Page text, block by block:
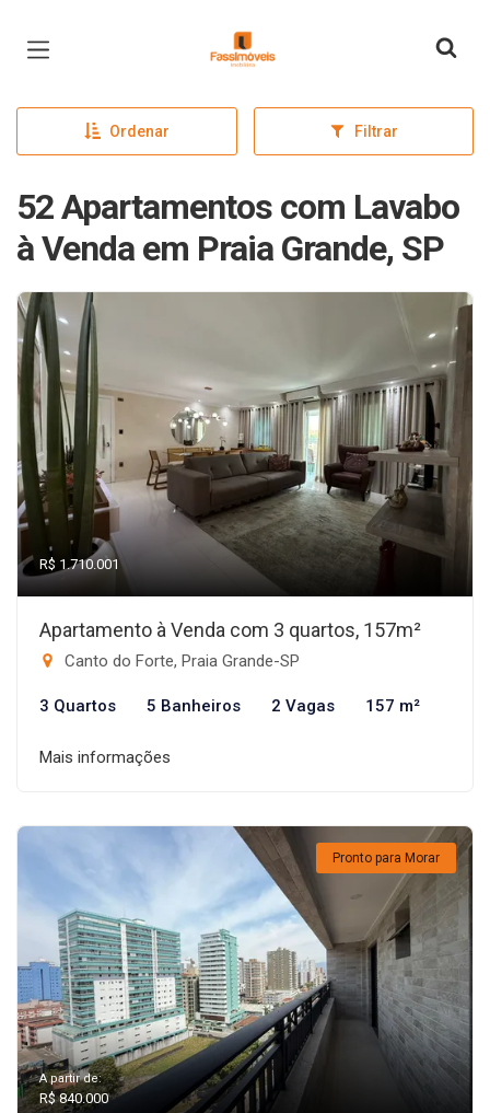
Página inicial
Ordenar Filtrar
52 Apartamentos com Lavabo
à Venda em Praia Grande, SP
R$ 1.710.001
Apartamento à Venda com 3 quartos, 157m²
Canto do Forte, Praia Grande-SP
3 Quartos 5 Banheiros 2 Vagas 157 m²
Mais informações
Pronto para Morar
A partir de:
R$ 840.000